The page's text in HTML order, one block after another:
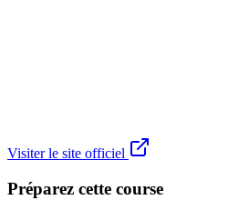
Visiter le site officiel
Préparez cette course